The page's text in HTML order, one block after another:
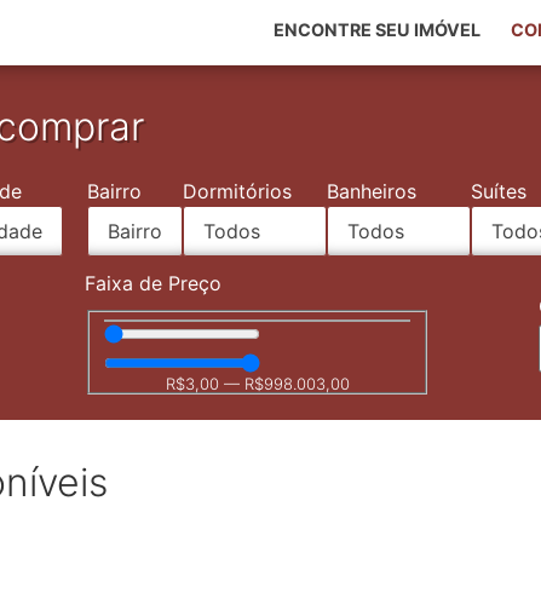
ENCONTRE SEU IMÓVEL
Bairro Dormitórios Banheiros Suítes
Faixa de Preço
R$3,00— R$998.003,00